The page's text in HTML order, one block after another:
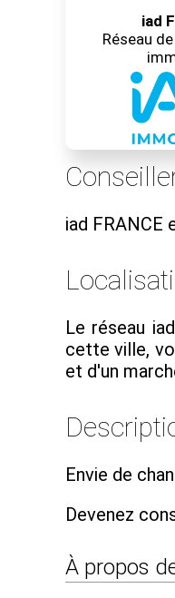
iad
Réseau
iad FRANCE
Le réseau
cette ville,
et d'un
Envie de
Devenez
À propos